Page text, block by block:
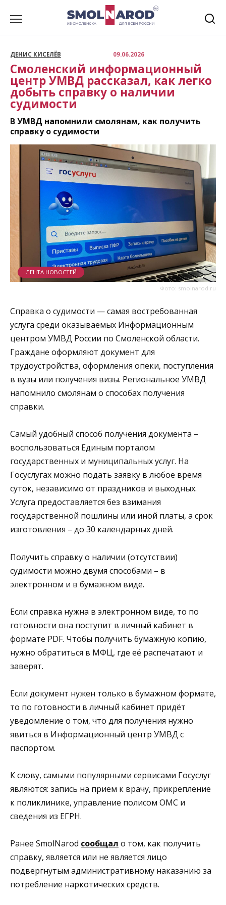
ДЕНИС КИСЕЛЁВ 09.06.2026
Смоленский информационный
центр УМВД рассказал, как легко
добыть справку о наличии
судимости
В УМВД напомнили смолянам, как получить
справку о судимости
Фото: smolnarod.ru
ЛЕНТА НОВОСТЕЙ
Справка о судимости — самая востребованная
услуга среди оказываемых Информационным
центром УМВД России по Смоленской области.
Граждане оформляют документ для
трудоустройства, оформления опеки, поступления
в вузы или получения визы. Региональное УМВД
напомнило смолянам о способах получения
справки.
Самый удобный способ получения документа –
воспользоваться Единым порталом
государственных и муниципальных услуг. На
Госуслугах можно подать заявку в любое время
суток, независимо от праздников и выходных.
Услуга предоставляется без взимания
государственной пошлины или иной платы, а срок
изготовления – до 30 календарных дней.
Получить справку о наличии (отсутствии)
судимости можно двумя способами – в
электронном и в бумажном виде.
Если справка нужна в электронном виде, то по
готовности она поступит в личный кабинет в
формате PDF. Чтобы получить бумажную копию,
нужно обратиться в МФЦ, где её распечатают и
заверят.
Если документ нужен только в бумажном формате,
то по готовности в личный кабинет придёт
уведомление о том, что для получения нужно
явиться в Информационный центр УМВД с
паспортом.
К слову, самыми популярными сервисами Госуслуг
являются: запись на прием к врачу, прикрепление
к поликлинике, управление полисом ОМС и
сведения из ЕГРН.
Ранее SmolNarod сообщал о том, как получить
справку, является или не является лицо
подвергнутым административному наказанию за
потребление наркотических средств.